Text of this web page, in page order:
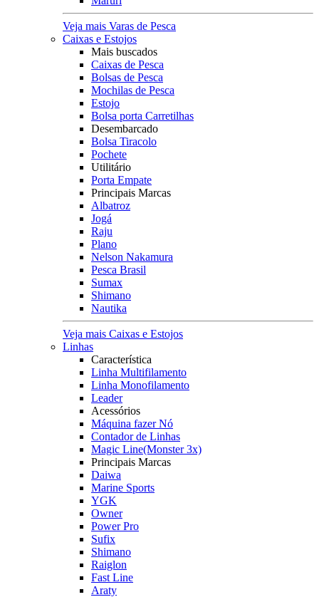
Veja mais Varas de Pesca
Caixas e Estojos
Mais buscados
Caixas de Pesca
Bolsas de Pesca
Mochilas de Pesca
Estojo
Bolsa porta Carretilhas
Desembarcado
Bolsa Tiracolo
Pochete
Utilitário
Porta Empate
Principais Marcas
Albatroz
Jogá
Raju
Plano
Nelson Nakamura
Pesca Brasil
Sumax
Shimano
Nautika
Veja mais Caixas e Estojos
Linhas
Característica
Linha Multifilamento
Linha Monofilamento
Leader
Acessórios
Máquina fazer Nó
Contador de Linhas
Magic Line(Monster 3x)
Principais Marcas
Daiwa
Marine Sports
YGK
Owner
Power Pro
Sufix
Shimano
Raiglon
Fast Line
Araty